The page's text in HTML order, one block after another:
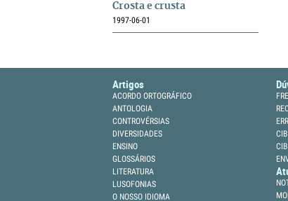
Crosta e crusta
1997-06-01
Artigos
ACORDO ORTOGRÁFICO
ANTOLOGIA
CONTROVÉRSIAS
DIVERSIDADES
ENSINO
GLOSSÁRIOS
LITERATURA
LUSOFONIAS
O NOSSO IDIOMA